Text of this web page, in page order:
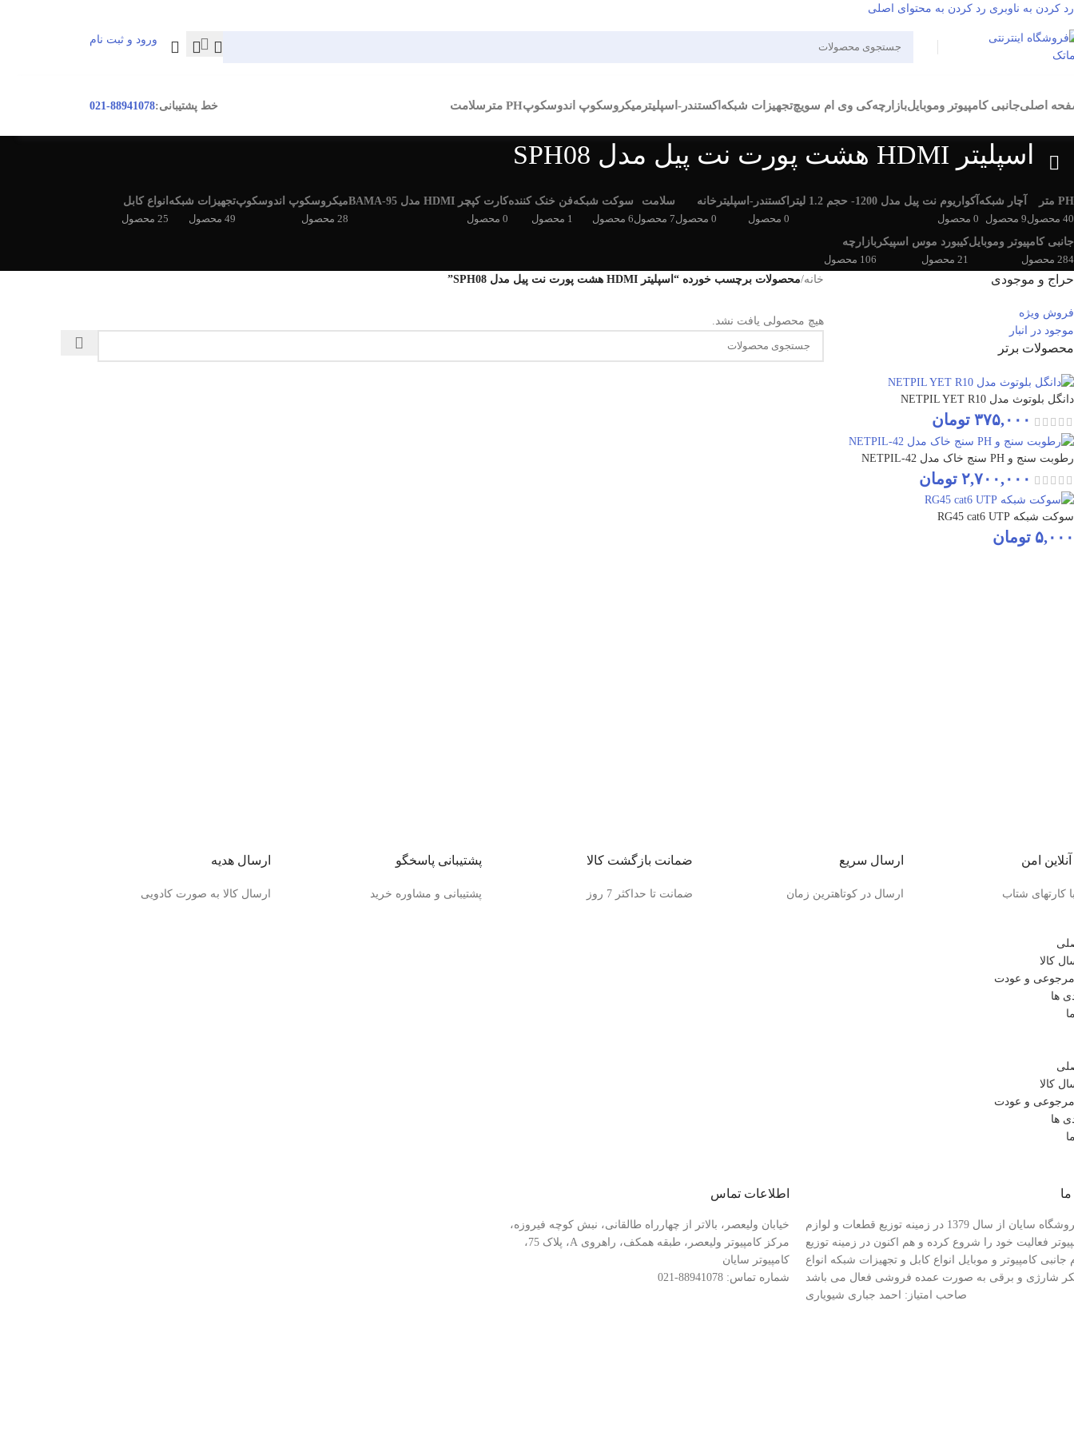
رد کردن به ناوبری رد کردن به محتوای اصلی
ورود و ثبت نام
ورود / ثبت نام
اصلیجانبی کامپیوتر وموبایلبازارچهکی وی ام سویچتجهیزات شبکه اکستندر-اسپلیتر میکروسکوپ اندوسکوپPH متر سلامت خط پشتیبانی:88941078-021
اسپلیتر HDMI هشت پورت نت پیل مدل SPH08
PH متر
40 محصول
آچار شبکه
9 محصول
آکواریوم نت پیل مدل 1200- حجم 1.2 لیتر
0 محصول
اکستندر-اسپلیتر
0 محصول
خانه
0 محصول
سلامت
7 محصول
سوکت شبکه
6 محصول
فن خنک کننده
1 محصول
کارت کپچر HDMI مدل BAMA-95
0 محصول
میکروسکوپ اندوسکوپ
28 محصول
تجهیزات شبکه
49 محصول
انواع کابل
25 محصول
جانبی کامپیوتر وموبایل
284 محصول
کیبورد موس اسپیکر
21 محصول
بازارچه
106 محصول
حراج و موجودی
فروش ویژه
موجود در انبار
محصولات برتر
دانگل بلوتوث مدل NETPIL YET R10
۳۷۵,۰۰۰ تومان
رطوبت سنج و PH سنج خاک مدل NETPIL-42
۲,۷۰۰,۰۰۰ تومان
سوکت شبکه RG45 cat6 UTP
۵,۰۰۰ تومان
خانه/محصولات برچسب خورده “اسپلیتر HDMI هشت پورت نت پیل مدل SPH08”
هیچ محصولی یافت نشد.
امن
کارتهای شتاب
ارسال سریع
ارسال در کوتاهترین زمان
ضمانت بازگشت کالا
ضمانت تا حداکثر 7 روز
پشتیبانی پاسخگو
پشتیبانی و مشاوره خرید
ارسال هدیه
ارسال کالا به صورت کادویی
کالا
و عودت
ها
کالا
و عودت
ها
فروشگاه سایان از سال 1379 در زمینه توزیع قطعات و لوازم
فعالیت خود را شروع کرده و هم اکنون در زمینه توزیع
جانبی کامپیوتر و موبایل انواع کابل و تجهیزات شبکه انواع
شارژی و برقی به صورت عمده فروشی فعال می باشد
صاحب امتیاز: احمد جباری شیویاری
اطلاعات تماس
خیابان ولیعصر، بالاتر از چهارراه طالقانی، نبش کوچه فیروزه،
مرکز کامپیوتر ولیعصر، طبقه همکف، راهروی A، پلاک 75،
کامپیوتر سایان
شماره تماس: 88941078-021